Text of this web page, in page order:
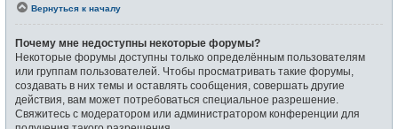
Вернуться к началу
Почему мне недоступны некоторые форумы?
Некоторые форумы доступны только определённым пользователям
или группам пользователей. Чтобы просматривать такие форумы,
создавать в них темы и оставлять сообщения, совершать другие
действия, вам может потребоваться специальное разрешение.
Свяжитесь с модератором или администратором конференции для